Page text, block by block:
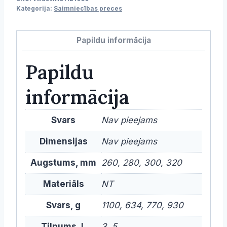
pedāli
Kategorija: Saimniecības preces
Papildu informācija
Papildu
informācija
Svars Nav pieejams
Dimensijas Nav pieejams
Augstums, mm 260, 280, 300, 320
Materiāls NT
Svars, g 1100, 634, 770, 930